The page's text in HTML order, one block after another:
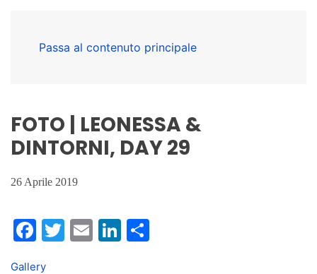
Passa al contenuto principale
FOTO | LEONESSA &
DINTORNI, DAY 29
26 Aprile 2019
Facebook
Twitter
EmailLinkedIn
Gallery